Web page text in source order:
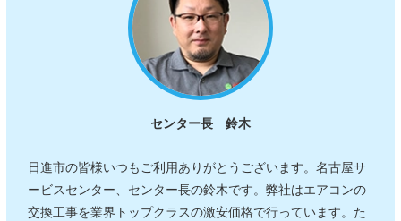
センター長 鈴木
日進市の皆様いつもご利用ありがとうございます。名古屋サ
ービスセンター、センター長の鈴木です。弊社はエアコンの
交換工事を業界トップクラスの激安価格で行っています。た